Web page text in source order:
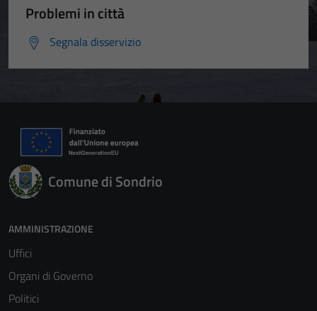
Problemi in città
Segnala disservizio
Comune di Sondrio
AMMINISTRAZIONE
Uffici
Organi di Governo
Politici